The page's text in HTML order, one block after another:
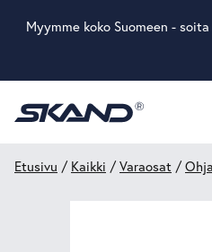
Myymme koko Suomeen -
Etusivu / Kaikki /Varaosat /